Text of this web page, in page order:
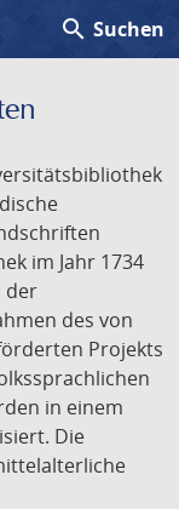
search Suchen
im Jahr 1734
der
des von
Projekts
in einem
Die